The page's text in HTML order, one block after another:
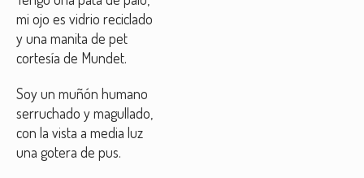
mi ojo es vidrio reciclado
y una manita de pet
cortesía de Mundet.
Soy un muñón humano
serruchado y magullado,
con la vista a media luz
una gotera de pus.